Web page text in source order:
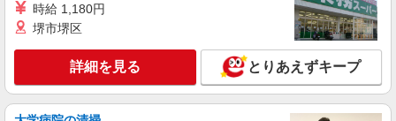
時給 1,180円
堺市堺区
詳細を見る とりあえずキープ